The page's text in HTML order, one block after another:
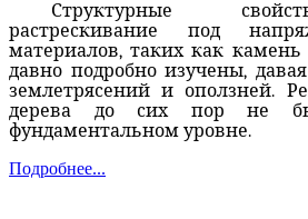
Структурные
растрескивание под
материалов, таких как
давно подробно изучены,
землетрясений и оползней.
дерева до сих пор не
фундаментальном уровне.
Подробнее...